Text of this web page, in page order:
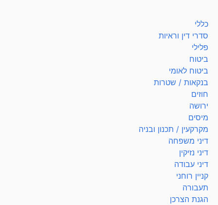
כללי
סדרי דין וראיות
פלילי
ביטוח
ביטוח לאומי
בנקאות / שטרות
חוזים
ירושה
מיסים
מקרקעין / תכנון ובניה
דיני משפחה
דיני נזיקין
דיני עבודה
קניין רוחני
תעבורה
הגנת הצרכן